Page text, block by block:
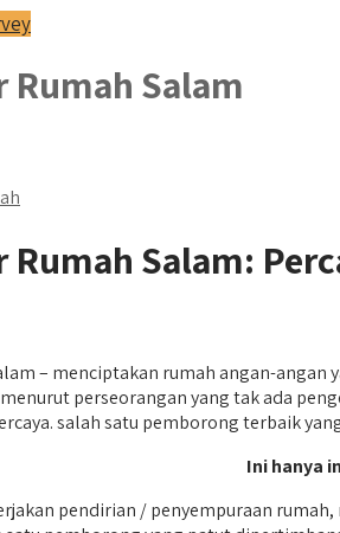
Salam
Salam:
– menciptakan rumah angan-
perseorangan yang tak ada
salah satu pemborong terbaik
Ini hanya
pendirian / penyempuraan